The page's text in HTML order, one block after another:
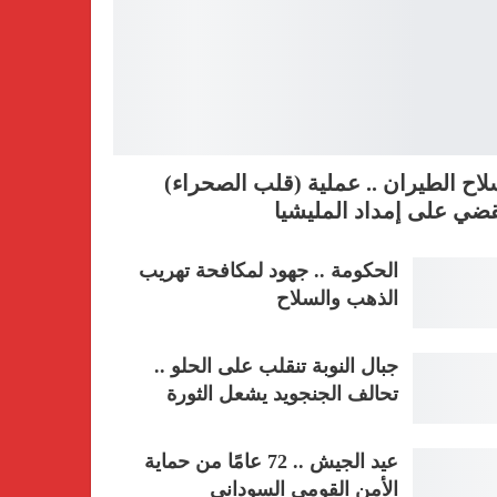
الطيران .. عملية (قلب الصحراء)
على إمداد المليشيا
الحكومة .. جهود لمكافحة تهريب
الذهب والسلاح
جبال النوبة تنقلب على الحلو ..
تحالف الجنجويد يشعل الثورة
عيد الجيش .. 72 عامًا من حماية
الأمن القومي السوداني